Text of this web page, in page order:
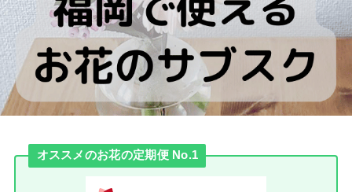
オススメのお花の定期便 No.1